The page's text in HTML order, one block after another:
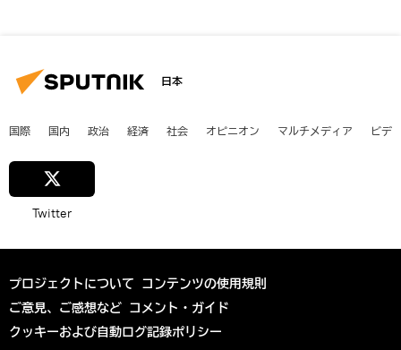
日本
国際 国内 政治 経済 社会 オピニオン マルチメディア ビデ
Twitter
プロジェクトについて コンテンツの使用規則
ご意見、ご感想など コメント・ガイド
クッキーおよび自動ログ記録ポリシー